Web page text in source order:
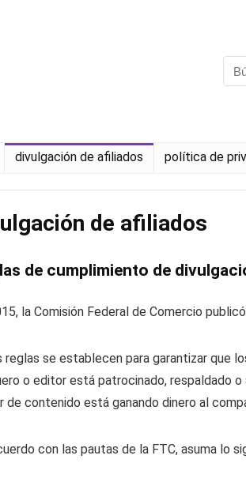
divulgación de afiliados política de
de afiliados
de cumplimiento de
la Comisión Federal de Comercio
reglas se establecen para garantizar que
o editor está patrocinado, respaldado
de contenido está ganando dinero al
con las pautas de la FTC, asuma lo